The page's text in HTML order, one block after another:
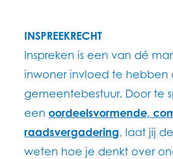
INSPREEKRECHT
Inspreken is een van dé
inwoner invloed te hebben
gemeentebestuur. Door te
eenoordeelsvormende,
raadsvergadering, laat jij
weten hoe je denkt over